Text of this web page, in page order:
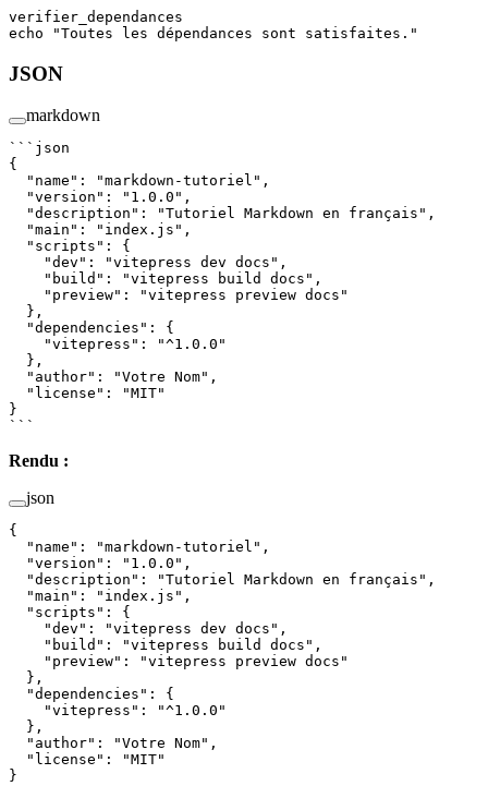
verifier_dependances
echo "Toutes les dépendances sont satisfaites."
JSON
markdown
```json
{
  "name"
: "markdown-tutoriel" ,
  "version"
: "1.0.0" ,
  "description"
: "Tutoriel Markdown en français" ,
  "main"
: "index.js" ,
  "scripts"
: {
    "dev"
: "vitepress dev docs" ,
    "build"
: "vitepress build docs" ,
    "preview"
:
"vitepress preview docs"
  },
  "dependencies"
: {
    "vitepress"
:
"^1.0.0"
  },
  "author"
: "Votre Nom" ,
  "license"
:
"MIT"
}
```
Rendu :
json
{
  "name"
: "markdown-tutoriel" ,
  "version"
: "1.0.0" ,
  "description"
: "Tutoriel Markdown en français" ,
  "main"
: "index.js" ,
  "scripts"
: {
    "dev"
: "vitepress dev docs" ,
    "build"
: "vitepress build docs" ,
    "preview"
:
"vitepress preview docs"
  },
  "dependencies"
: {
    "vitepress"
:
"^1.0.0"
  },
  "author"
: "Votre Nom" ,
  "license"
:
"MIT"
}